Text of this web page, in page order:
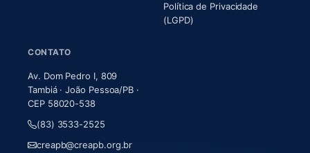
Política de Privacidade
(LGPD)
CONTATO
Av. Dom Pedro I, 809
Tambiá · João Pessoa/PB ·
CEP 58020-538
(83) 3533-2525
creapb@creapb.org.br